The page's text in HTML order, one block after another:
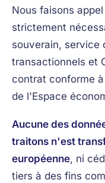
Nous faisons
strictement
souverain, service
transactionnels et
contrat conforme
de l'Espace
Aucune des
traitons n'est
européenne, ni
tiers à des fins